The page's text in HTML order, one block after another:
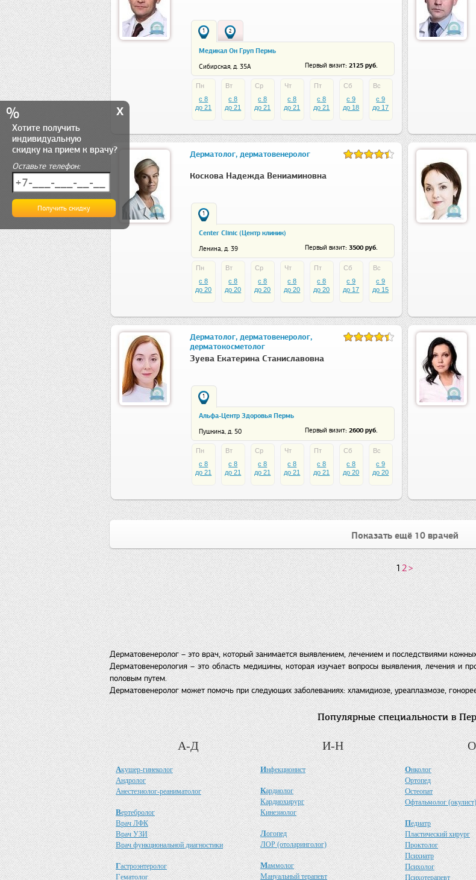
1 2
Медикал Он Груп Пермь
Сибирская, д. 35А Первый визит: 2125 руб.
Пн
c 8
до 21
Вт
c 8
до 21
Ср
c 8
до 21
Чт
c 8
до 21
Пт
c 8
до 21
Сб
c 9
до 18
Вс
c 9
до 17
Дерматолог, дерматовенеролог
Коскова Надежда Вениаминовна
1
Center Clinic (Центр клиник)
Ленина, д. 39 Первый визит: 3500 руб.
Пн
c 8
до 20
Вт
c 8
до 20
Ср
c 8
до 20
Чт
c 8
до 20
Пт
c 8
до 20
Сб
c 9
до 17
Вс
c 9
до 15
Дерматолог, дерматовенеролог,
дерматокосметолог
Зуева Екатерина Станиславовна
1
Альфа-Центр Здоровья Пермь
Пушкина, д. 50 Первый визит: 2600 руб.
Пн
c 8
до 21
Вт
c 8
до 21
Ср
c 8
до 21
Чт
c 8
до 21
Пт
c 8
до 21
Сб
c 8
до 20
Вс
c 9
до 20
Показать ещё 10 врачей
12>
Дерматовенеролог – это врач, который занимается выявлением, лечением и последствиями
Дерматовенерология – это область медицины, которая изучает вопросы выявления, лечения и
половым путем.
Дерматовенеролог может помочь при следующих заболеваниях: хламидиозе, уреаплазмозе,
Популярные специальности в
А-Д
Акушер-гинеколог
Андролог
Анестезиолог-реаниматолог
Вертебролог
Врач ЛФК
Врач УЗИ
Врач функциональной диагностики
Гастроэнтеролог
Гематолог
И-Н
Инфекционист
Кардиолог
Кардиохирург
Кинезиолог
Логопед
ЛОР (отоларинголог)
Маммолог
Мануальный терапевт
Онколог
Ортопед
Остеопат
Офтальмолог (окулист)
Педиатр
Пластический хирург
Проктолог
Психиатр
Психолог
Психотерапевт
% x
Хотите получить
индивидуальную
скидку на прием к врачу?
Оставьте телефон: